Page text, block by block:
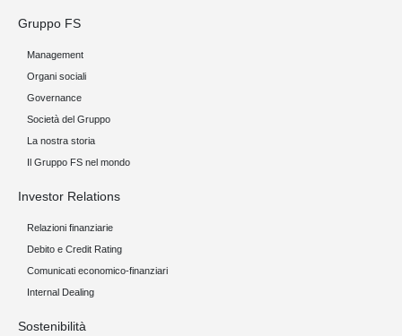
Gruppo FS
Management
Organi sociali
Governance
Società del Gruppo
La nostra storia
Il Gruppo FS nel mondo
Investor Relations
Relazioni finanziarie
Debito e Credit Rating
Comunicati economico-finanziari
Internal Dealing
Sostenibilità